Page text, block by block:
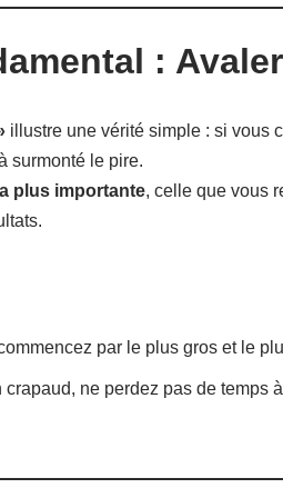
:
illustre une vérité simple : si vous
surmonté le pire.
plus importante, celle que vous
par le plus gros et le
ne perdez pas de temps